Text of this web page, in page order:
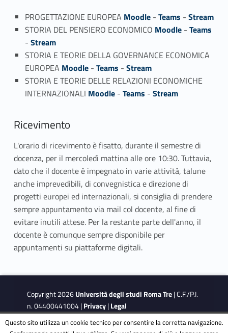
PROGETTAZIONE EUROPEA Moodle- Teams - Stream
STORIA DEL PENSIERO ECONOMICO Moodle- Teams
- Stream
STORIA E TEORIE DELLA GOVERNANCE ECONOMICA
EUROPEA Moodle- Teams - Stream
STORIA E TEORIE DELLE RELAZIONI ECONOMICHE
INTERNAZIONALI Moodle- Teams - Stream
Ricevimento
L'orario di ricevimento è fisatto, durante il semestre di
docenza, per il mercoledì mattina alle ore 10:30. Tuttavia,
dato che il docente è impegnato in varie attività, talune
anche imprevedibili, di convegnistica e direzione di
progetti europei ed internazionali, si consiglia di prendere
sempre appuntamento via mail col docente, al fine di
evitare inutili attese. Per la restante parte dell'anno, il
docente è comunque sempre disponibile per
appuntamenti su piattaforme digitali.
Copyright 2026Università degli studi Roma Tre| C.F./P.I.
n. 04400441004 |Privacy|Legal
Notes|Accessibility|Accessibility Target
Questo sito utilizza un cookie tecnico per consentire la corretta navigazione.